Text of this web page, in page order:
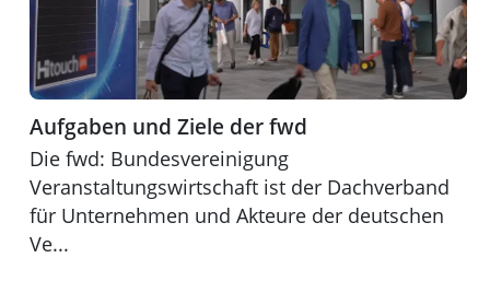
Aufgaben und Ziele der fwd
Die fwd: Bundesvereinigung
Veranstaltungswirtschaft ist der Dachverband
für Unternehmen und Akteure der deutschen
Ve...